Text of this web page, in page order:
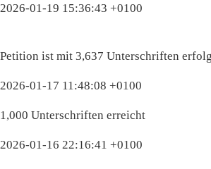
2026-01-19 15:36:43 +0100
Petition ist mit 3,637 Unterschriften
2026-01-17 11:48:08 +0100
1,000 Unterschriften erreicht
2026-01-16 22:16:41 +0100